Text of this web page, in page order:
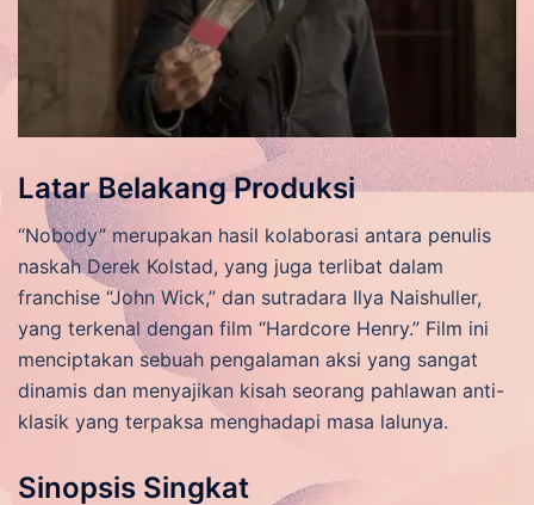
Latar Belakang Produksi
“Nobody” merupakan hasil kolaborasi antara penulis
naskah Derek Kolstad, yang juga terlibat dalam
franchise “John Wick,” dan sutradara Ilya Naishuller,
yang terkenal dengan film “Hardcore Henry.” Film ini
menciptakan sebuah pengalaman aksi yang sangat
dinamis dan menyajikan kisah seorang pahlawan anti-
klasik yang terpaksa menghadapi masa lalunya.
Sinopsis Singkat